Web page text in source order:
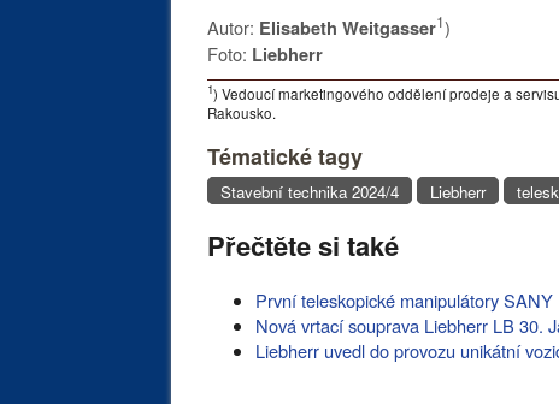
Autor: Elisabeth Weitgasser1)
Foto: Liebherr
1) Vedoucí marketingového oddělení prodeje a
Rakousko.
Tématické tagy
Stavební technika 2024/4 Liebherr
Přečtěte si také
První teleskopické manipulátory
Nová vrtací souprava Liebherr LB 30.
Liebherr uvedl do provozu unikátní